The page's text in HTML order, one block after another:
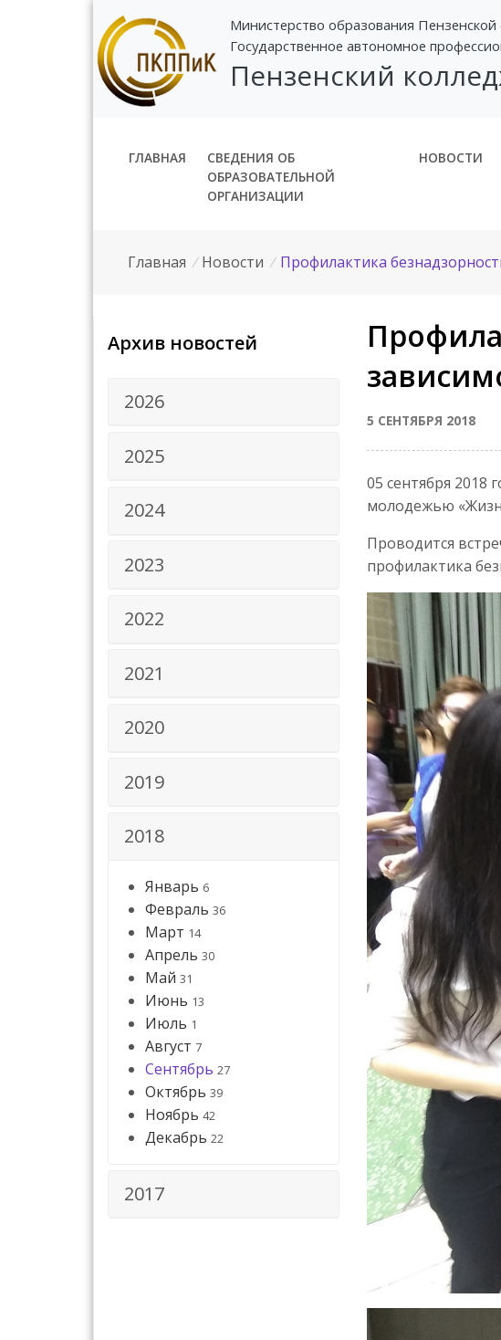
Министерство образования Пензенской
Государственное автономное
Пензенский
ГЛАВНАЯ
СВЕДЕНИЯ ОБ
ОБРАЗОВАТЕЛЬНОЙ
ОРГАНИЗАЦИИ
НОВОСТИ
Главная / Новости / Профилактика
Архив новостей
2026
2025
2024
2023
2022
2021
2020
2019
2018
Январь 6
Февраль 36
Март 14
Апрель 30
Май 31
Июнь 13
Июль 1
Август 7
Сентябрь 27
Октябрь 39
Ноябрь 42
Декабрь 22
2017
5 СЕНТЯБРЯ 2018
05 сентября 2018
молодежью
Проводится
профилактика